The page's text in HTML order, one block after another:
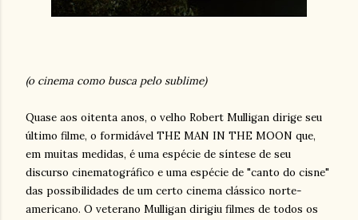
(o cinema como busca pelo sublime)
Quase aos oitenta anos, o velho Robert Mulligan dirige seu
último filme, o formidável THE MAN IN THE MOON que,
em muitas medidas, é uma espécie de síntese de seu
discurso cinematográfico e uma espécie de "canto do cisne"
das possibilidades de um certo cinema clássico norte-
americano. O veterano Mulligan dirigiu filmes de todos os